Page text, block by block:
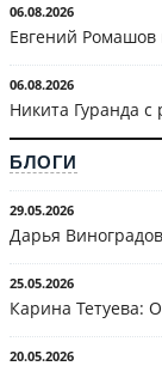
06.08.2026
Евгений Ромашов
06.08.2026
Никита Гуранда
БЛОГИ
29.05.2026
Дарья
25.05.2026
Карина Тетуева:
20.05.2026